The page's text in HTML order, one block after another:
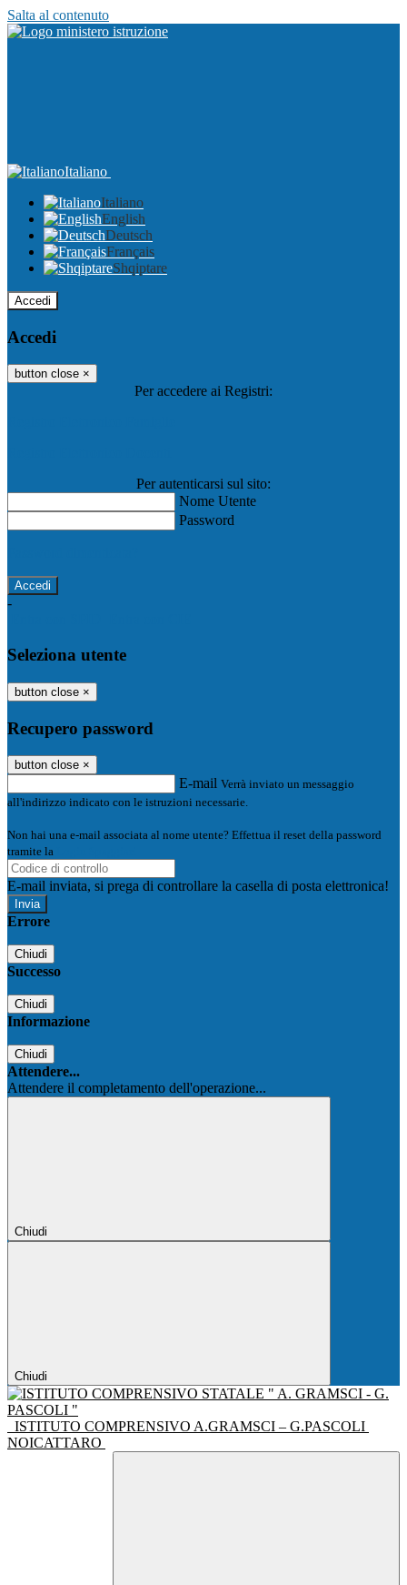
Salta al contenuto
Italiano
Italiano
English
Deutsch
Français
Shqiptare
Accedi
Accedi
button close ×
Per accedere ai Registri:
Per autenticarsi sul sito:
Nome Utente
Password
-
Seleziona utente
button close ×
Recupero password
button close ×
E-mail Verrà inviato un messaggio
all'indirizzo indicato con le istruzioni necessarie.
Non hai una e-mail associata al nome utente? Effettua il reset della password
tramite la
E-mail inviata, si prega di controllare la casella di posta elettronica!
Errore
Chiudi
Successo
Chiudi
Informazione
Chiudi
Attendere...
Attendere il completamento dell'operazione...
Chiudi
Chiudi
ISTITUTO COMPRENSIVO A.GRAMSCI – G.PASCOLI
NOICATTARO